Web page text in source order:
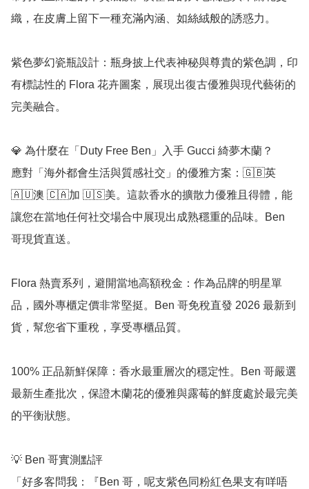
織，在皮膚上留下一種充滿內涵、如絲絨般的誘惑力。
紫色夢幻瓷瓶設計：瓶身披上代表神秘與尊貴的紫色調，印
有標誌性的 Flora 花卉圖案，展現出復古優雅與現代藝術的
完美融合。
💎 為什麼在「Duty Free Ben」入手 Gucci 綺夢木蘭？
應對「海外都會生活與質感社交」的優雅方案：🇬🇧英
🇦🇺澳 🇨🇦加 🇺🇸美。這款香水的擴散力優雅且得體，能
讓您在當地任何社交場合中展現出成熟穩重的品味。Ben
哥現貨直送。
Flora 熱賣系列，避開當地高額稅金：作為品牌的明星單
品，國外專櫃定價非常堅挺。Ben 哥免稅直發 2026 最新到
貨，幫您省下重稅，享受專櫃品質。
100% 正品新鮮保障：香水最重層次的穩定性。Ben 哥嚴選
最新生產批次，保證木蘭花的優雅與露莓的鮮度處於最完美
的平衡狀態。
💡 Ben 哥實測點評
「好多客問我：『Ben 哥，呢支紫色同粉紅色果支有咩唔